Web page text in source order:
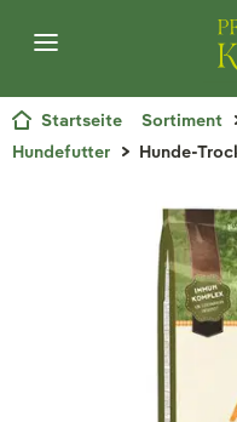
Startseite Sortiment
Hundefutter
Hunde-